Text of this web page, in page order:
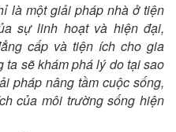
là một giải pháp nhà ở tiện
sự linh hoạt và hiện đại,
cấp và tiện ích cho gia
ta sẽ khám phá lý do tại sao
pháp nâng tầm cuộc sống,
của môi trường sống hiện